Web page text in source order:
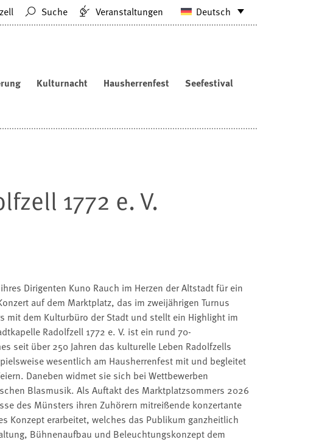
Deutsch
Suche Veranstaltungen
Kulturnacht Hausherrenfest Seefestival
1772 e. V.
Dirigenten Kuno Rauch im Herzen der Altstadt für ein
auf dem Marktplatz, das im zweijährigen Turnus
mit dem Kulturbüro der Stadt und stellt ein Highlight im
Radolfzell 1772 e. V. ist ein rund 70-
seit über 250 Jahren das kulturelle Leben Radolfzells
wesentlich am Hausherrenfest mit und begleitet
Daneben widmet sie sich bei Wettbewerben
Blasmusik. Als Auftakt des Marktplatzsommers 2026
des Münsters ihren Zuhörern mitreißende konzertante
Konzept erarbeitet, welches das Publikum ganzheitlich
Bühnenaufbau und Beleuchtungskonzept dem